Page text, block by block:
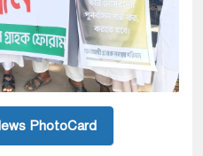
PhotoCard